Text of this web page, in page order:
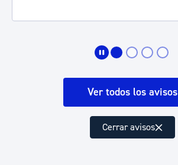
Ver todos los avisos
Cerrar avisos